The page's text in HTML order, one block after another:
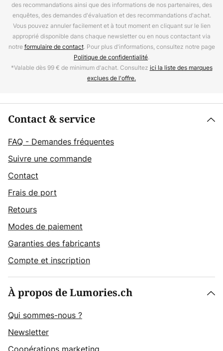
des recommandations ainsi que des informations de nos partenaires, des
enquêtes, des demandes d'évaluation et des recommandations d'achat.
Vous pouvez annuler facilement et à tout moment en cliquant sur le lien
approprié disponible dans chaque newsletter ou en nous contactant via
notreformulaire de contact. Pour plus d'informations, consultez notre page
Politique de confidentialité.
*Valable dès 99 € de minimum d'achat. Consultez ici la liste des marques
exclues de l'offre.
Contact & service
FAQ - Demandes fréquentes
Suivre une commande
Contact
Frais de port
Retours
Modes de paiement
Garanties des fabricants
Compte et inscription
À propos de Lumories.ch
Qui sommes-nous ?
Newsletter